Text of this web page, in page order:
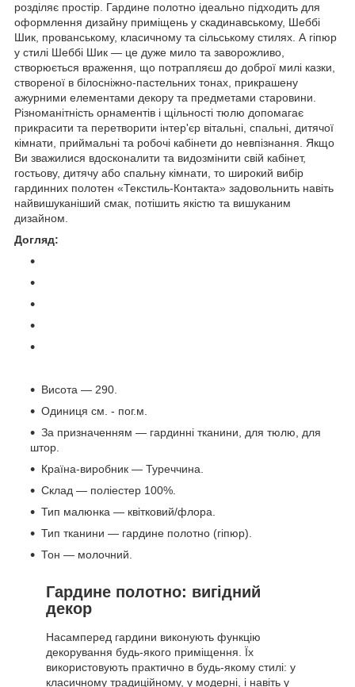
розділяє простір. Гардине полотно ідеально підходить для
оформлення дизайну приміщень у скадинавському, Шеббі
Шик, прованському, класичному та сільському стилях. А гіпюр
у стилі Шеббі Шик — це дуже мило та заворожливо,
створюється враження, що потрапляєш до доброї милі казки,
створеної в білосніжно-пастельних тонах, прикрашену
ажурними елементами декору та предметами старовини.
Різноманітність орнаментів і щільності тюлю допомагає
прикрасити та перетворити інтер'єр вітальні, спальні, дитячої
кімнати, приймальні та робочі кабінети до невпізнання. Якщо
Ви зважилися вдосконалити та видозмінити свій кабінет,
гостьову, дитячу або спальну кімнати, то широкий вибір
гардинних полотен «Текстиль-Контакта» задовольнить навіть
найвишуканіший смак, потішить якістю та вишуканим
дизайном.
Догляд:
Висота — 290.
Одиниця см. - пог.м.
За призначенням — гардинні тканини, для тюлю, для
штор.
Країна-виробник — Туреччина.
Склад — поліестер 100%.
Тип малюнка — квітковий/флора.
Тип тканини — гардине полотно (гіпюр).
Тон — молочний.
Гардине полотно: вигідний
декор
Насамперед гардини виконують функцію
декорування будь-якого приміщення. Їх
використовують практично в будь-якому стилі: у
класичному традиційному, у модерні, і навіть у